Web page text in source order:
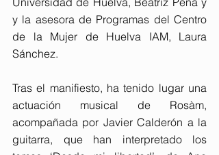
y la asesora de Programas del Centro
de la Mujer de Huelva IAM, Laura
Sánchez.
Tras el manifiesto, ha tenido lugar una
actuación musical de Rosàm,
acompañada por Javier Calderón a la
guitarra, que han interpretado los